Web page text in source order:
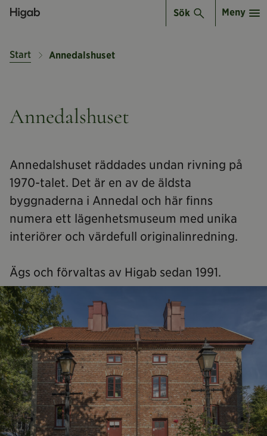
Sök Meny
Start Annedalshuset
Annedalshuset
Annedalshuset räddades undan rivning på
1970-talet. Det är en av de äldsta
byggnaderna i Annedal och här finns
numera ett lägenhetsmuseum med unika
interiörer och värdefull originalinredning.
Ägs och förvaltas av Higab sedan 1991.